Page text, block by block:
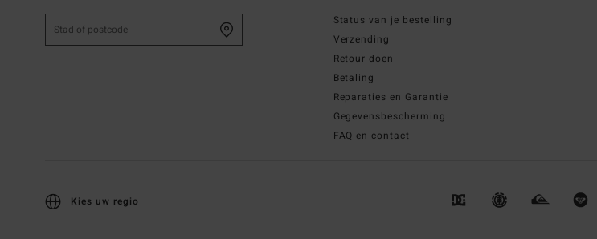
Status van je bestelling
Verzending
Retour doen
Betaling
Reparaties en Garantie
Gegevensbescherming
FAQ en contact
Kies uw regio